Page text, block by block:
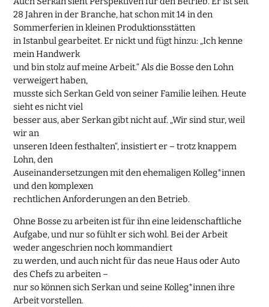
28 Jahren in der Branche, hat schon mit 14 in den
Sommerferien in kleinen Produktionsstätten
in Istanbul gearbeitet. Er nickt und fügt hinzu: „Ich kenne
mein Handwerk
und bin stolz auf meine Arbeit.“ Als die Bosse den Lohn
verweigert haben,
musste sich Serkan Geld von seiner Familie leihen. Heute
sieht es nicht viel
besser aus, aber Serkan gibt nicht auf. „Wir sind stur, weil
wir an
unseren Ideen festhalten“, insistiert er – trotz knappem
Lohn, den
Auseinandersetzungen mit den ehemaligen Kolleg*innen
und den komplexen
rechtlichen Anforderungen an den Betrieb.
Ohne Bosse zu arbeiten ist für ihn eine leidenschaftliche
Aufgabe, und nur so fühlt er sich wohl. Bei der Arbeit
weder angeschrien noch kommandiert
zu werden, und auch nicht für das neue Haus oder Auto
des Chefs zu arbeiten –
nur so können sich Serkan und seine Kolleg*innen ihre
Arbeit vorstellen.